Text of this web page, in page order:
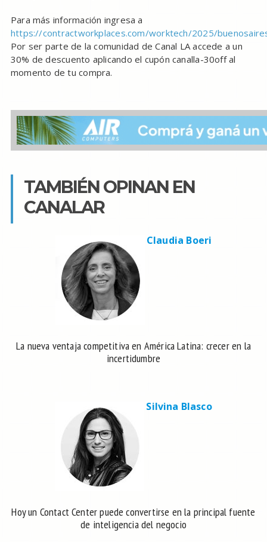
Para más información ingresa a
https://contractworkplaces.com/worktech/2025/
Por ser parte de la comunidad de Canal LA accede a un
30% de descuento aplicando el cupón canalla-30off al
momento de tu compra.
TAMBIÉN OPINAN EN
CANALAR
Claudia Boeri
La nueva ventaja competitiva en América Latina: crecer en la
incertidumbre
Silvina Blasco
Hoy un Contact Center puede convertirse en la principal fuente
de inteligencia del negocio